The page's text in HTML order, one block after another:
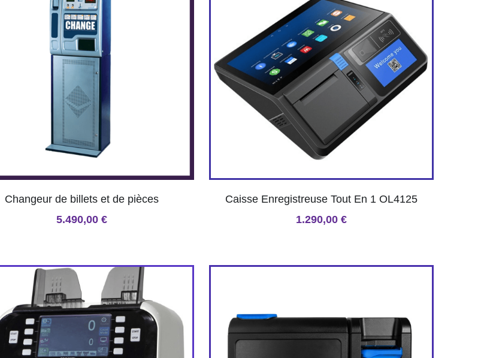
Changeur de billets et de pièces
5.490,00 €
Caisse Enregistreuse Tout En 1 OL4125
1.290,00 €